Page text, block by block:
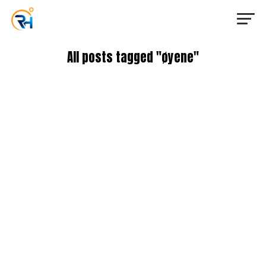
All posts tagged "øyene"